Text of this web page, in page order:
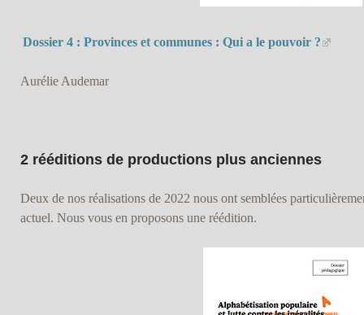
Dossier 4 : Provinces et communes : Qui a le pouvoir ?
Aurélie Audemar
2 rééditions de productions plus anciennes
Deux de nos réalisations de 2022 nous ont semblées
actuel. Nous vous en proposons une réédition.